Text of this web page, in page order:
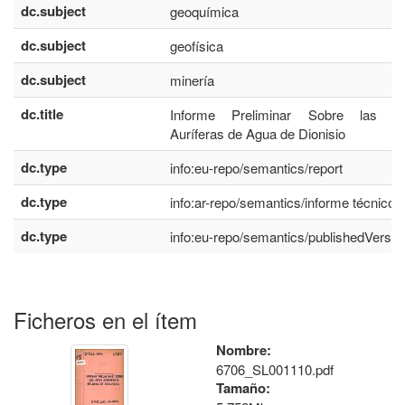
dc.subject geoquímica
dc.subject geofísica
dc.subject minería
dc.title
Informe Preliminar Sobre las
Auríferas de Agua de Dionisio
dc.type info:eu-repo/semantics/report
dc.type info:ar-repo/semantics/informe técnico
dc.type info:eu-repo/semantics/
Ficheros en el ítem
Nombre:
6706_SL001110.pdf
Tamaño: